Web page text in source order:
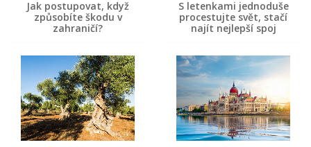
Jak postupovat, když
způsobíte škodu v
zahraničí?
S letenkami jednoduše
procestujte svět, stačí
najít nejlepší spoj